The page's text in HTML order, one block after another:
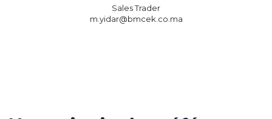
Sales Trader
m.yidar@bmcek.co.ma